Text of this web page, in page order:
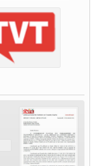
terça-feira (20)
que liga o Mercosul ao
e fazem protesto
e o Adoecimento da Classe
PARA A
NOS ORGANIZAR?
bem de saúde
que contraem a Covid-19 na
de COVID-19 para